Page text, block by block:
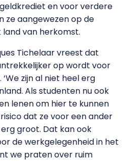
en voor verdere
ze aangewezen op de
van herkomst.
Tichelaar vreest dat
op wordt voor
zijn al niet heel erg
Als studenten nu ook
lenen om hier te kunnen
dat ze voor een ander
groot. Dat kan ook
de werkgelegenheid in het
we praten over ruim